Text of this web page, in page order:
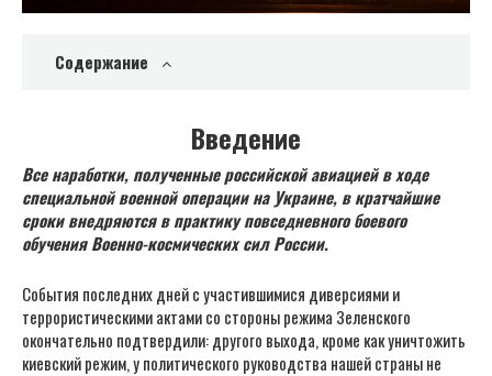
Содержание
Введение
Все наработки, полученные российской авиацией в ходе
специальной военной операции на Украине, в кратчайшие
сроки внедряются в практику повседневного боевого
обучения Военно-космических сил России.
События последних дней с участившимися диверсиями и
террористическими актами со стороны режима Зеленского
окончательно подтвердили: другого выхода, кроме как уничтожить
киевский режим, у политического руководства нашей страны не